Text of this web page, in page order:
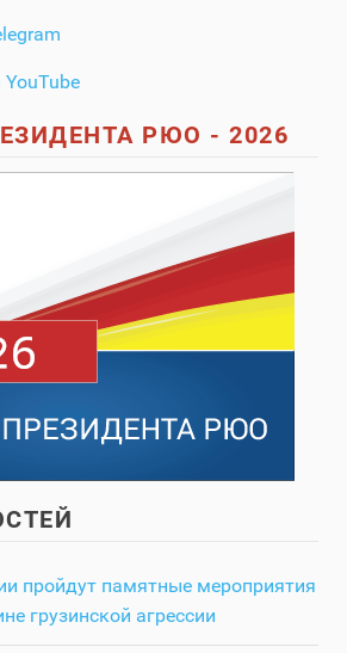
РЮО - 2026
пройдут памятные мероприятия
грузинской агрессии